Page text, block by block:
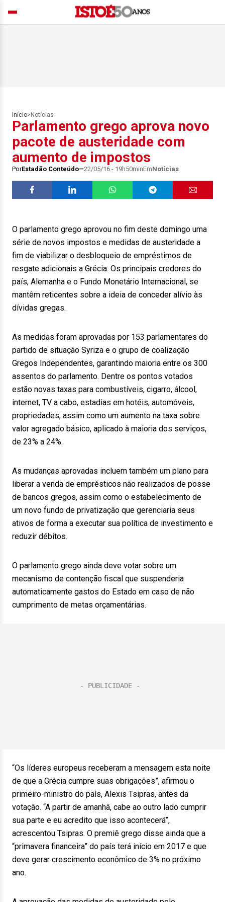
Início> Notícias
Parlamento grego aprova novo
pacote de austeridade com
aumento de impostos
PorEstadão Conteúdo 22/05/16 - 19h50minEmNotícias
O parlamento grego aprovou no fim deste domingo uma
série de novos impostos e medidas de austeridade a
fim de viabilizar o desbloqueio de empréstimos de
resgate adicionais a Grécia. Os principais credores do
país, Alemanha e o Fundo Monetário Internacional, se
mantêm reticentes sobre a ideia de conceder alívio às
dívidas gregas.
As medidas foram aprovadas por 153 parlamentares do
partido de situação Syriza e o grupo de coalização
Gregos Independentes, garantindo maioria entre os 300
assentos do parlamento. Dentre os pontos votados
estão novas taxas para combustíveis, cigarro, álcool,
internet, TV a cabo, estadias em hotéis, automóveis,
propriedades, assim como um aumento na taxa sobre
valor agregado básico, aplicado à maioria dos serviços,
de 23% a 24%.
As mudanças aprovadas incluem também um plano para
liberar a venda de emprésticos não realizados de posse
de bancos gregos, assim como o estabelecimento de
um novo fundo de privatização que gerenciaria seus
ativos de forma a executar sua política de investimento e
reduzir débitos.
O parlamento grego ainda deve votar sobre um
mecanismo de contenção fiscal que suspenderia
automaticamente gastos do Estado em caso de não
cumprimento de metas orçamentárias.
“Os líderes europeus receberam a mensagem esta noite
de que a Grécia cumpre suas obrigações”, afirmou o
primeiro-ministro do país, Alexis Tsipras, antes da
votação. “A partir de amanhã, cabe ao outro lado cumprir
sua parte e eu acredito que isso acontecerá”,
acrescentou Tsipras. O premiê grego disse ainda que a
“primavera financeira” do país terá início em 2017 e que
deve gerar crescimento econômico de 3% no próximo
ano.